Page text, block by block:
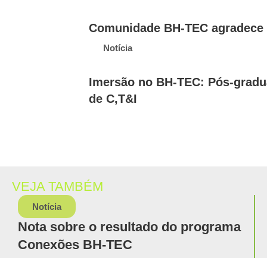
Comunidade BH-TEC
Notícia
Imersão no BH-TEC: Pós-
de C,T&I
VEJA TAMBÉM
Notícia
Nota sobre o resultado do programa
Conexões BH-TEC